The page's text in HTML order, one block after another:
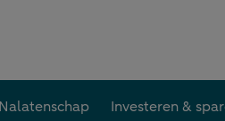
Nalatenschap Investeren &